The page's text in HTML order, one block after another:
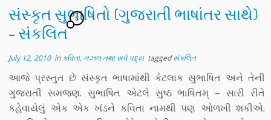
સંસ્કૃત સુભાષિતો (ગુજરાતી ભાષાંતર સાથે)
– સંકલિત
6
July 12, 2010inકવિતા, ગઝલ તથા સર્વ પદ્ય taggedસંકલિત
આજે પ્રસ્તુત છે સંસ્કૃત ભાષામાંથી કેટલાક સુભાષિત અને તેની
ગુજરાતી સમજણ. સુભાષિત એટલે સુષ્ઠ ભાષિતમ્ – સારી રીતે
કહેવાયેલું એક એક ખંડને કવિતા નામથી પણ ઓળખી શકીએ.